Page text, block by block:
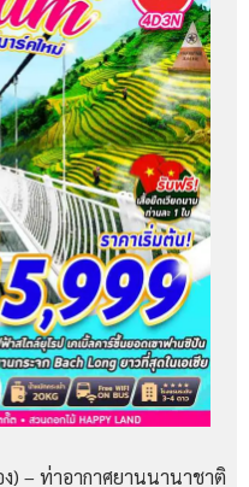
) – ท่าอากาศยานนานาชาติ